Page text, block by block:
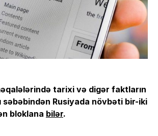
tarixi və digər faktların
səbəbindən Rusiyada növbəti bir-iki
bloklana bilər.